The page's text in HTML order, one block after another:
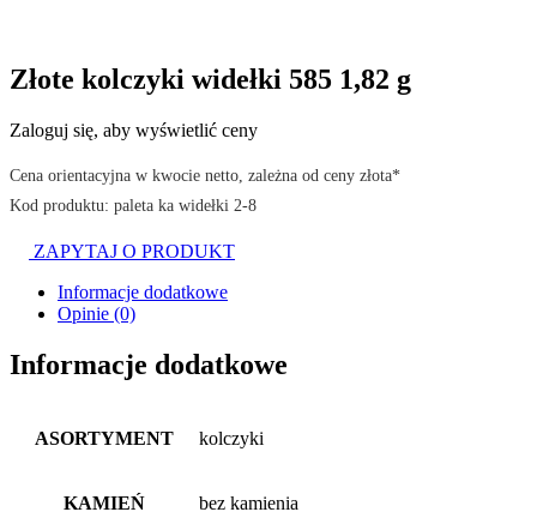
Złote kolczyki widełki 585 1,82 g
Zaloguj się, aby wyświetlić ceny
Cena orientacyjna w kwocie netto, zależna od ceny złota*
Kod produktu: paleta ka widełki 2-8
ZAPYTAJ O PRODUKT
Informacje dodatkowe
Opinie (0)
Informacje dodatkowe
ASORTYMENT kolczyki
KAMIEŃ bez kamienia